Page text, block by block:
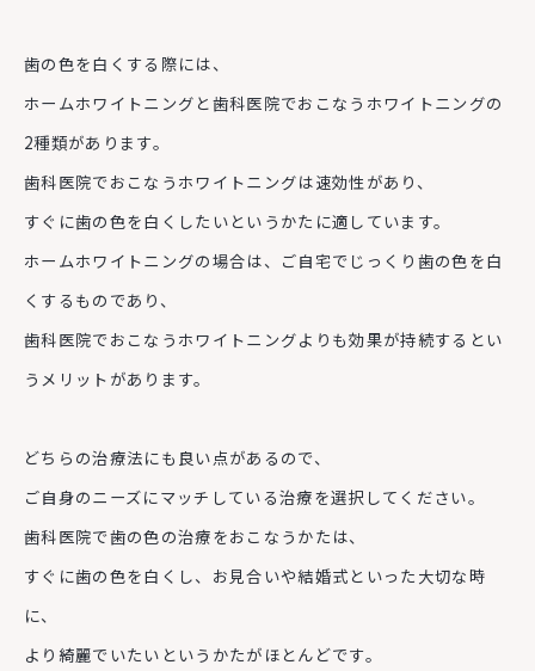
歯の色を白くする際には、
ホームホワイトニングと歯科医院でおこなうホワイトニングの
2種類があります。
歯科医院でおこなうホワイトニングは速効性があり、
すぐに歯の色を白くしたいというかたに適しています。
ホームホワイトニングの場合は、ご自宅でじっくり歯の色を白
くするものであり、
歯科医院でおこなうホワイトニングよりも効果が持続するとい
うメリットがあります。
どちらの治療法にも良い点があるので、
ご自身のニーズにマッチしている治療を選択してください。
歯科医院で歯の色の治療をおこなうかたは、
すぐに歯の色を白くし、お見合いや結婚式といった大切な時
に、
より綺麗でいたいというかたがほとんどです。